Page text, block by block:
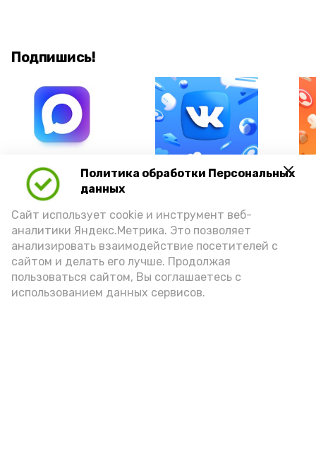
Политика обработки Персональных
данных
Сайт использует cookie и инструмент веб-
аналитики Яндекс.Метрика. Это позволяет
анализировать взаимодействие посетителей с
сайтом и делать его лучше. Продолжая
пользоваться сайтом, Вы соглашаетесь с
использованием данных сервисов.
Подпишись!
А24 в MAX А24 в Вконтакте
9 августа в Астраханской
области сохранится 42-
градусная жара